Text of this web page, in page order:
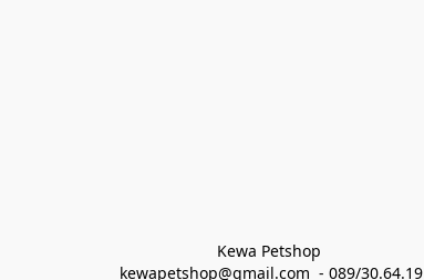
Kewa Petshop
kewapetshop@gmail.com  - 089/30.64.19